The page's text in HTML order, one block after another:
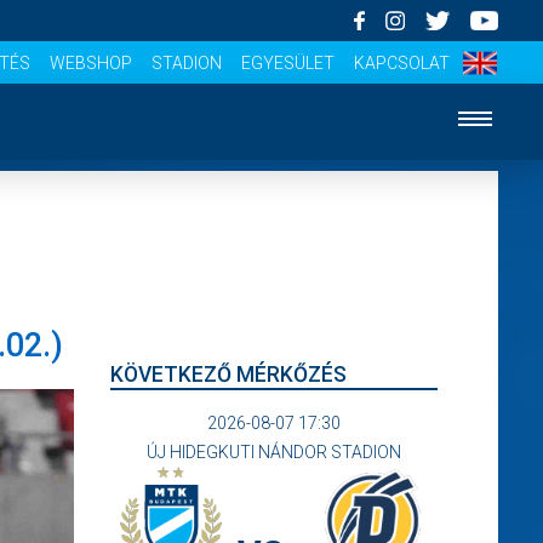
WEBSHOP STADION EGYESÜLET KAPCSOLAT
KÖVETKEZŐ MÉRKŐZÉS
2026-08-07 17:30
ÚJ HIDEGKUTI NÁNDOR STADION